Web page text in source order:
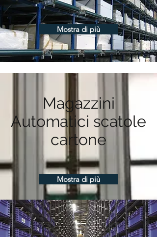
Mostra di più
Magazzini
Automatici scatole
cartone
Mostra di più